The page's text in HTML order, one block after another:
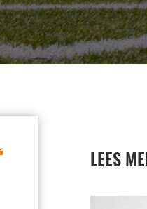
LEES